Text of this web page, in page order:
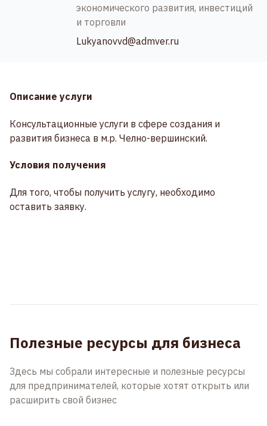
экономического развития, инвестиций
и торговли
Lukyanovvd@admver.ru
Описание услуги
Консультационные услуги в сфере создания и
развития бизнеса в м.р. Челно-вершинский.
Условия получения
Для того, чтобы получить услугу, необходимо
оставить заявку.
Полезные ресурсы для бизнеса
Здесь мы собрали интересные и полезные ресурсы
для предпринимателей, которые хотят открыть или
расширить свой бизнес